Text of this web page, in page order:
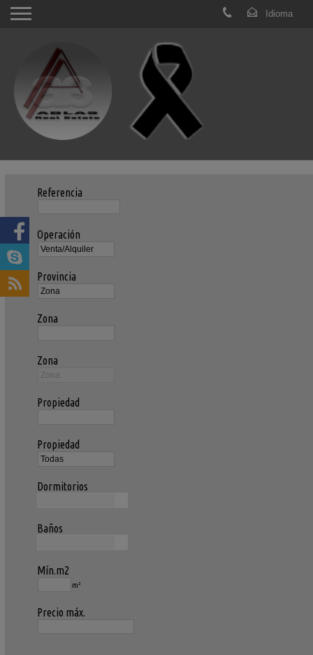
Referencia
Operación
Provincia
Zona
Zona
Propiedad
Propiedad
Dormitorios
Baños
Mín.m2
m²
Precio máx.